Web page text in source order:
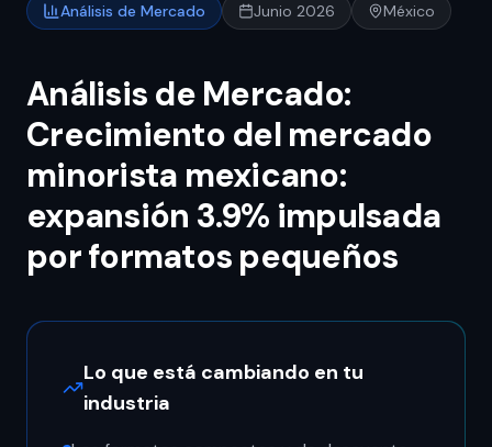
Análisis de Mercado Junio 2026 México
Análisis de Mercado:
Crecimiento del mercado
minorista mexicano:
expansión 3.9% impulsada
por formatos pequeños
Lo que está cambiando en tu
industria